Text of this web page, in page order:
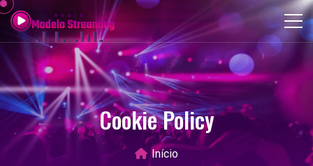
Cookie Policy
Início